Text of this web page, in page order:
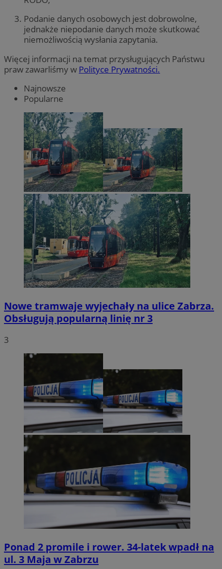
Podanie danych osobowych jest dobrowolne,
jednakże niepodanie danych może skutkować
niemożliwością wysłania zapytania.
Więcej informacji na temat przysługujących Państwu
praw zawarliśmy w Polityce Prywatności.
Najnowsze
Popularne
Nowe tramwaje wyjechały na ulice Zabrza.
Obsługują popularną linię nr 3
3
Ponad 2 promile i rower. 34-latek wpadł na
ul. 3 Maja w Zabrzu